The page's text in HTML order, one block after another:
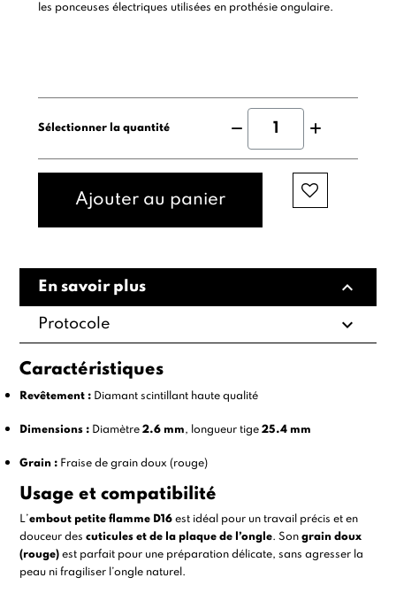
les ponceuses électriques utilisées en prothésie ongulaire.
Sélectionner la quantité
Ajouter au panier
En savoir plus expand_less
Protocole expand_more
Caractéristiques
Revêtement : Diamant scintillant haute qualité
Dimensions : Diamètre2.6 mm , longueur tige25.4 mm
Grain : Fraise de grain doux (rouge)
Usage et compatibilité
L’embout petite flamme D16 est idéal pour un travail précis et en
douceur descuticules et de la plaque de l’ongle. Songrain doux
(rouge) est parfait pour une préparation délicate, sans agresser la
peau ni fragiliser l’ongle naturel.